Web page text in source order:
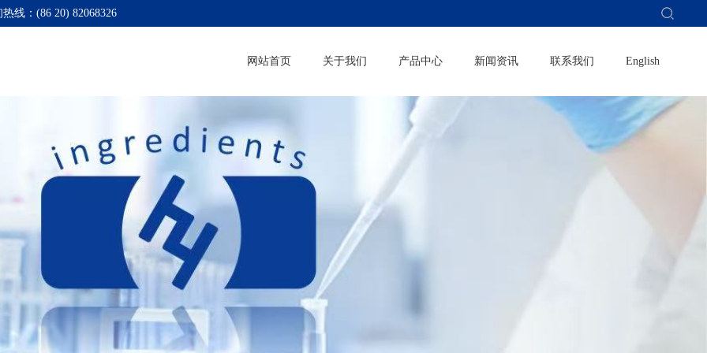
热线：(86 20) 82068326
网站首页 关于我们 产品中心 新闻资讯 联系我们 English